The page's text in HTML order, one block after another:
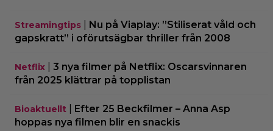
Streamingtips
Nu på Viaplay: ”Stiliserat våld och
gapskratt” i oförutsägbar thriller från 2008
Netflix
3 nya filmer på Netflix: Oscarsvinnaren
från 2025 klättrar på topplistan
Bioaktuellt
Efter 25 Beckfilmer – Anna Asp
hoppas nya filmen blir en snackis